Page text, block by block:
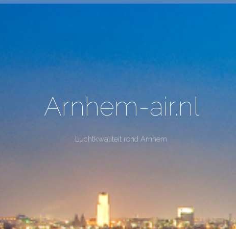
Arnhem-air.nl
Luchtkwaliteit rond Arnhem.